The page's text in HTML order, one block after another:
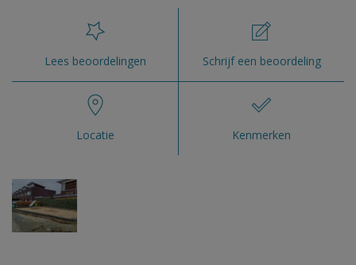
Lees beoordelingen Schrijf een beoordeling
Locatie Kenmerken